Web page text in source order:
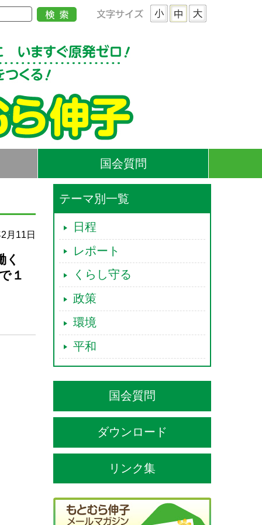
国会質問
月11日
く
１
テーマ別一覧
日程
レポート
くらし守る
政策
環境
平和
国会質問
ダウンロード
リンク集